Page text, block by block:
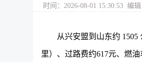
时间：2026-08-01 15:30:53 编
从兴安盟到山东约
里）、过路费约617元、燃